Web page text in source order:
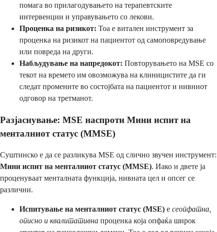
помага во прилагодувањето на терапевтските
интервенции и управувањето со лекови.
Проценка на ризикот: Тоа е витален инструмент за
проценка на ризикот на пациентот од самоповредување
или повреда на други.
Набљудување на напредокот: Повторувањето на MSE со
текот на времето им овозможува на клиницистите да ги
следат промените во состојбата на пациентот и нивниот
одговор на третманот.
Разјаснување: MSE наспроти Мини испит на
менталниот статус (MMSE)
Суштинско е да се разликува MSE од слично звучен инструмент:
Мини испит на менталниот статус (MMSE). Иако и двете ја
проценуваат менталната функција, нивната цел и опсег се
различни.
Испитување на менталниот статус (MSE) е сеопфатна,
описно и квалитативна проценка која опфаќа широк